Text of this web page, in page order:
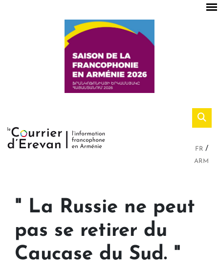
FR
ARM
" La Russie ne peut
pas se retirer du
Caucase du Sud. "